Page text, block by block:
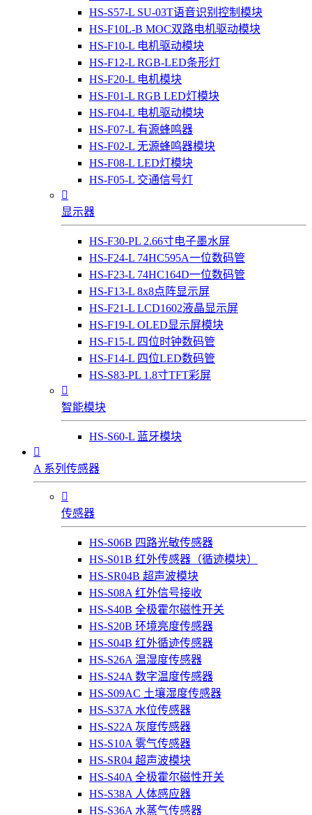
HS-S57-L SU-03T语音识别控制模块
HS-F10L-B MOC双路电机驱动模块
HS-F10-L 电机驱动模块
HS-F12-L RGB-LED条形灯
HS-F20-L 电机模块
HS-F01-L RGB LED灯模块
HS-F04-L 电机驱动模块
HS-F07-L 有源蜂鸣器
HS-F02-L 无源蜂鸣器模块
HS-F08-L LED灯模块
HS-F05-L 交通信号灯

显示器
HS-F30-PL 2.66寸电子墨水屏
HS-F24-L 74HC595A一位数码管
HS-F23-L 74HC164D一位数码管
HS-F13-L 8x8点阵显示屏
HS-F21-L LCD1602液晶显示屏
HS-F19-L OLED显示屏模块
HS-F15-L 四位时钟数码管
HS-F14-L 四位LED数码管
HS-S83-PL 1.8寸TFT彩屏

智能模块
HS-S60-L 蓝牙模块

A 系列传感器

传感器
HS-S06B 四路光敏传感器
HS-S01B 红外传感器（循迹模块）
HS-SR04B 超声波模块
HS-S08A 红外信号接收
HS-S40B 全极霍尔磁性开关
HS-S20B 环境亮度传感器
HS-S04B 红外循迹传感器
HS-S26A 温湿度传感器
HS-S24A 数字温度传感器
HS-S09AC 土壤湿度传感器
HS-S37A 水位传感器
HS-S22A 灰度传感器
HS-S10A 雾气传感器
HS-SR04 超声波模块
HS-S40A 全极霍尔磁性开关
HS-S38A 人体感应器
HS-S36A 水蒸气传感器